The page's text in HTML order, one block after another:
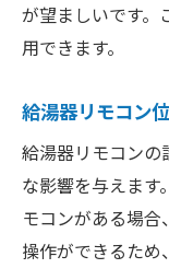
が望ましいです。
用できます。
給湯器リモコン
給湯器リモコンの
な影響を与えます
モコンがある場
操作ができるため